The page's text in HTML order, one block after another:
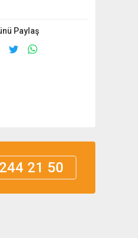
Paylaş
21 50